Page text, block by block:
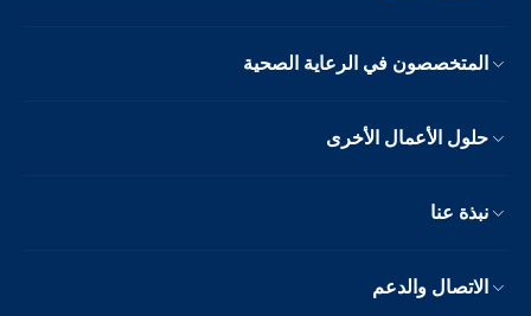
المتخصصون في الرعاية الصحية
حلول الأعمال الأخرى
نبذة عنا
الاتصال والدعم